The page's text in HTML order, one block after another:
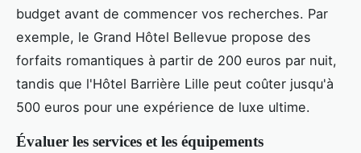
budget avant de commencer vos recherches. Par
exemple, le Grand Hôtel Bellevue propose des
forfaits romantiques à partir de 200 euros par nuit,
tandis que l'Hôtel Barrière Lille peut coûter jusqu'à
500 euros pour une expérience de luxe ultime.
Évaluer les services et les équipements